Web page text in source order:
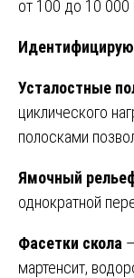
от 100 до 10 000
Усталостные
циклического
полосками
Ямочный
однократной
Фасетки скола
мартенсит,